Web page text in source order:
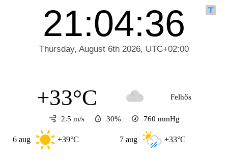
+33°C Felhős
2.5 m/s 30% 760 mmHg
+39°C +33°C